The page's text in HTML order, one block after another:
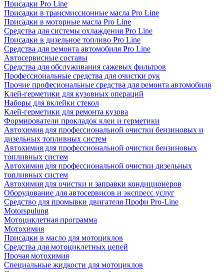
Присадки Pro Line
Присадки в трансмиссионные масла Pro Line
Присадки в моторные масла Pro Line
Средства для системы охлаждения Pro Line
Присадки в дизельное топливо Pro Line
Средства для ремонта автомобиля Pro Line
Автосервисные составы
Средства для обслуживания сажевых фильтров
Профессиональные средства для очистки рук
Прочие професиональные средства для ремонта автомобиля
Клей-герметики для кузовных операций
Наборы для вклейки стекол
Клей-герметики для ремонта кузова
Формирователи прокладок клеи и герметики
Автохимия для профессиональной очистки бензиновых и
дизельных топливных систем
Автохимия для профессиональной очистки бензиновых
топливных систем
Автохимия для профессиональной очистки дизельных
топливных систем
Автохимия для очистки и заправки кондиционеров
Оборудование для автосервисов и экспресс услуг
Средство для промывки двигателя Профи Pro-Line
Motorspulung
Мотоциклетная программа
Мотохимия
Присадки в масло для мотоциклов
Средства для мотоциклетных цепей
Прочая мотохимия
Специальные жидкости для мотоциклов